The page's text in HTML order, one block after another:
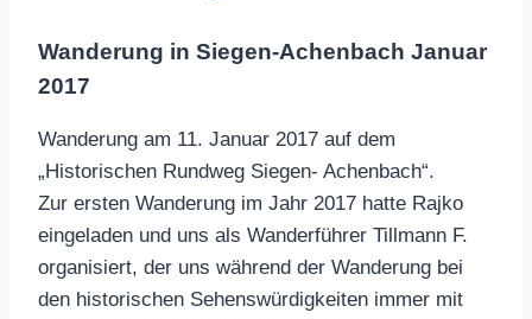
Wanderung in Siegen-Achenbach Januar
2017
Wanderung am 11. Januar 2017 auf dem
„Historischen Rundweg Siegen- Achenbach“.
Zur ersten Wanderung im Jahr 2017 hatte Rajko
eingeladen und uns als Wanderführer Tillmann F.
organisiert, der uns während der Wanderung bei
den historischen Sehenswürdigkeiten immer mit